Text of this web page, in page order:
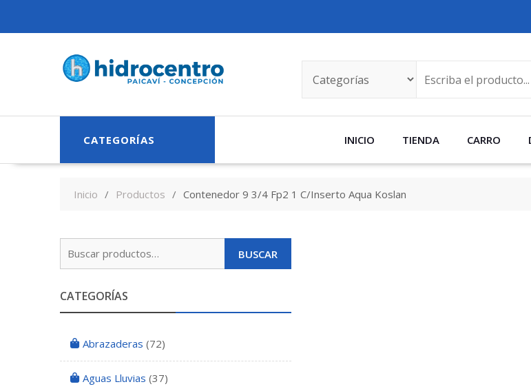
CATEGORÍAS INICIO TIENDA CARRO
Inicio Productos Contenedor 9 3/4 Fp2 1 C/Inserto Aqua Koslan
BUSCAR
CATEGORÍAS
Abrazaderas (72)
Aguas Lluvias (37)